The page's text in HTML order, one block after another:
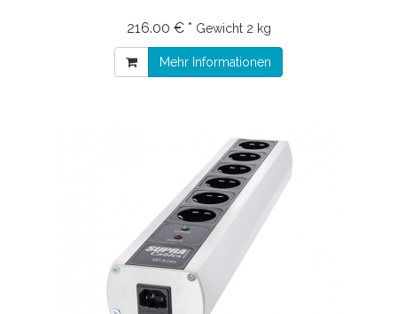
216.00 € * Gewicht 2 kg
Mehr Informationen